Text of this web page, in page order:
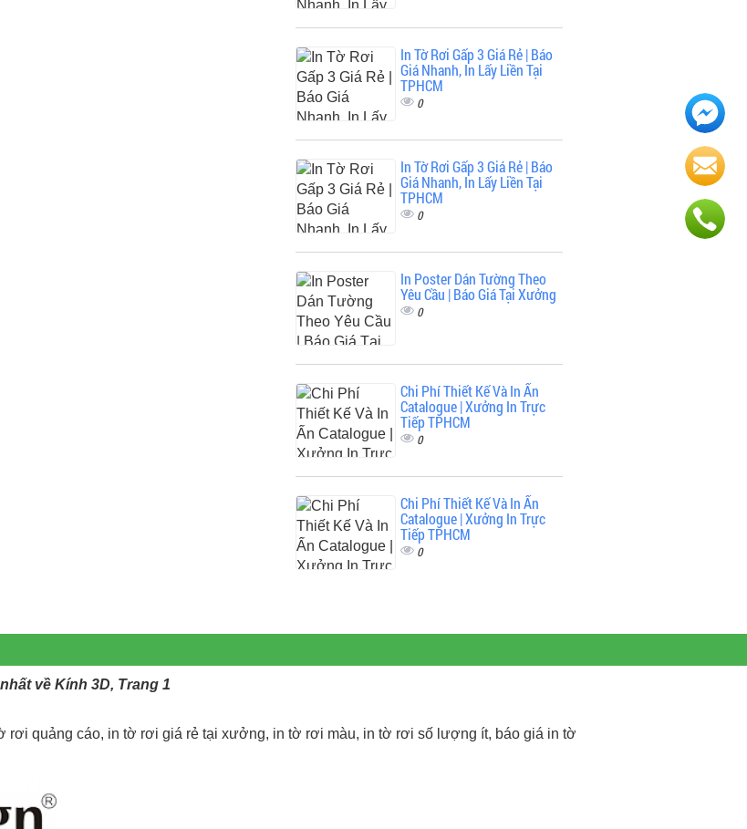
In Tờ Rơi Gấp 3 Giá Rẻ | Báo
Giá Nhanh, In Lấy Liền Tại
TPHCM
0
In Tờ Rơi Gấp 3 Giá Rẻ | Báo
Giá Nhanh, In Lấy Liền Tại
TPHCM
0
In Poster Dán Tường Theo
Yêu Cầu | Báo Giá Tại Xưởng
0
Chi Phí Thiết Kế Và In Ấn
Catalogue | Xưởng In Trực
Tiếp TPHCM
0
Chi Phí Thiết Kế Và In Ấn
Catalogue | Xưởng In Trực
Tiếp TPHCM
0
về Kính 3D, Trang 1
rơi quảng cáo, in tờ rơi giá rẻ tại xưởng, in tờ rơi màu, in tờ rơi số lượng ít, báo giá in tờ